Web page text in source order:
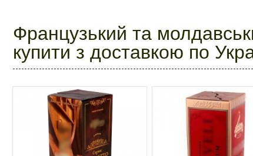
Французький та
купити з доставкою по